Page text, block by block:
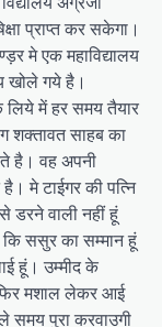
प्राप्त कर सकेगा।
मे एक महाविद्यालय
खोले गये है।
लिये में हर समय तैयार
शक्तावत साहब का
है। वह अपनी
मे टाईगर की पत्नि
डरने वाली नहीं हूं
ससुर का सम्मान हूं
हूं। उम्मीद के
मशाल लेकर आई
समय पुरा करवाउगी